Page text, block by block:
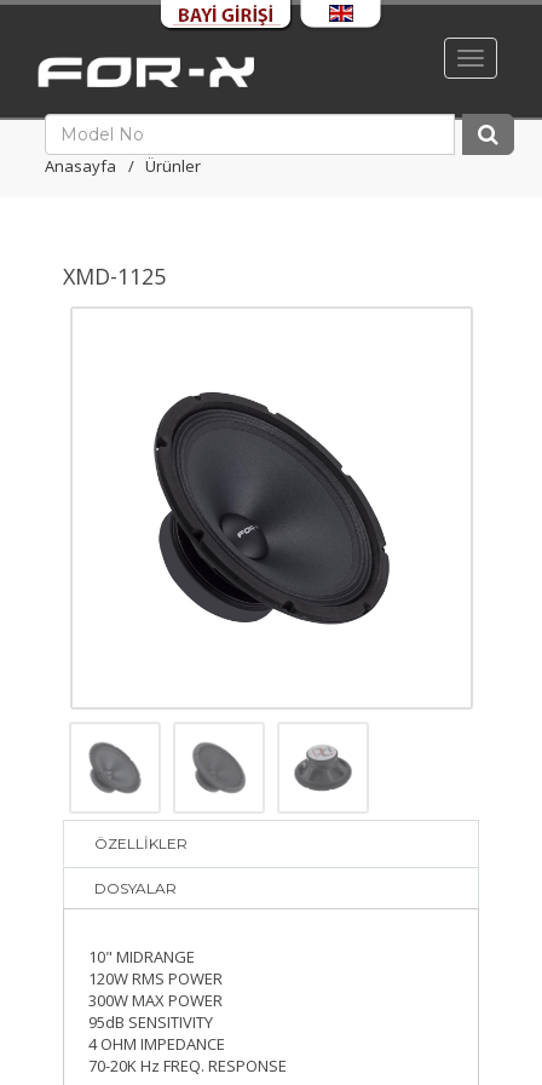
Toggle
Anasayfa Ürünler
XMD-1125
ÖZELLİKLER
DOSYALAR
10" MIDRANGE
120W RMS POWER
300W MAX POWER
95dB SENSITIVITY
4 OHM IMPEDANCE
70-20K Hz FREQ. RESPONSE